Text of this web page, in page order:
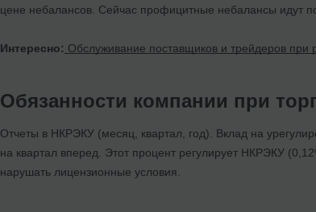
цене небалансов. Сейчас профицитные небалансы идут по
Интересно: Обслуживание поставщиков и трейдеров при
Обязанности компании при
Отчеты в НКРЭКУ (месяц, квартал, год). Вклад на
на квартал вперед. Этот процент регулирует НКРЭКУ
нарушать лицензионные условия.